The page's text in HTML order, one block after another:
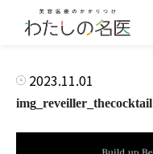
2023.11.01
img_reveiller_thecocktail